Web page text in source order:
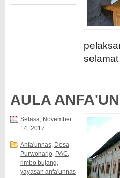
AULA
Selasa, November
14, 2017
Anfa'unnas, Desa
Purwoharjo, PAC,
rimbo bujang,
yayasan anfa'unnas